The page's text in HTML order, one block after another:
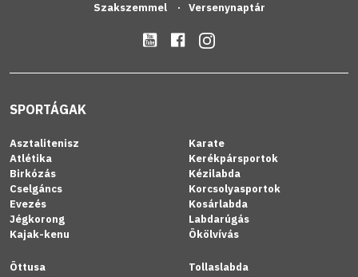
Szakszemmel Versenynaptár
SPORTÁGAK
Asztalitenisz
Atlétika
Birkózás
Cselgáncs
Evezés
Jégkorong
Kajak-kenu
Karate
Kerékpársportok
Kézilabda
Korcsolyasportok
Kosárlabda
Labdarúgás
Ökölvívás
Öttusa
Tollaslabda